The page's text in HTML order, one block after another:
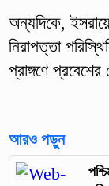
অন্যদিকে,
নিরাপত্তা
প্রাঙ্গণে
আরও পড়ুন